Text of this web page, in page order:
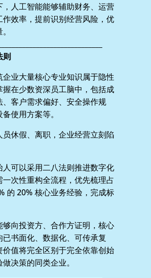
，人工智能能够辅助财务、运营
作效率，提前识别经营风险，优
则
企业大量核心专业知识属于隐性
握在少数资深员工脑中，包括成
、客户需求偏好、安全操作规
使用方案等。
员休假、离职，企业经营立刻陷
人可以采用二八法则推进数字化
一次性重构全流程，优先梳理占
的 20% 核心业务经验，完成标
够向投资方、合作方证明，核心
已书面化、数据化、可传承复
价值将完全区别于完全依靠创始
决策的同类企业。